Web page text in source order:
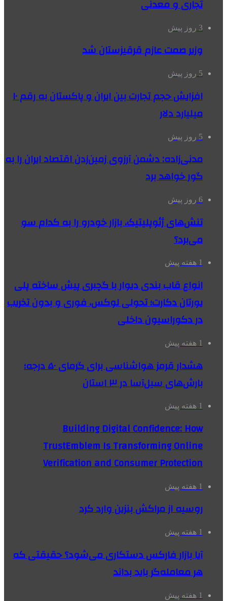
تجاری و معدنی
3 روز پیش
وزیر صمت عازم قرقیزستان شد
5 روز پیش
افزایش حجم تجارت بین ایران و پاکستان به رقم ۱۰
میلیارد دلار
5 روز پیش
مدنی‌زاده: دشمن آرزوی زمین‌زدن اقتصاد ایران را به
گور خواهد برد
6 روز پیش
تنش‌های ژئوپلیتیک، بازار خودرو را به کدام سو
می‌برد؟
1 هفته پیش
انواع قاب بندی دیوار با گچبری پیش ساخته پلی
یورتان دکارت؛ تحولی لوکس، فوری و بدون تخریب
در دکوراسیون داخلی
1 هفته پیش
هشدار قرمز هواشناسی برای گرمای ۵۰ درجه؛
بارش‌های سیل‌آسا در ۳ استان
1 هفته پیش
Building Digital Confidence: How
TrustEmblem Is Transforming Online
Verification and Consumer Protection
1 هفته پیش
روسیه از مراکش بنزین وارد کرد
1 هفته پیش
آیا بازار فارکس دستکاری می‌شود؟ حقیقتی که
هر معامله‌گر باید بداند
1 هفته پیش